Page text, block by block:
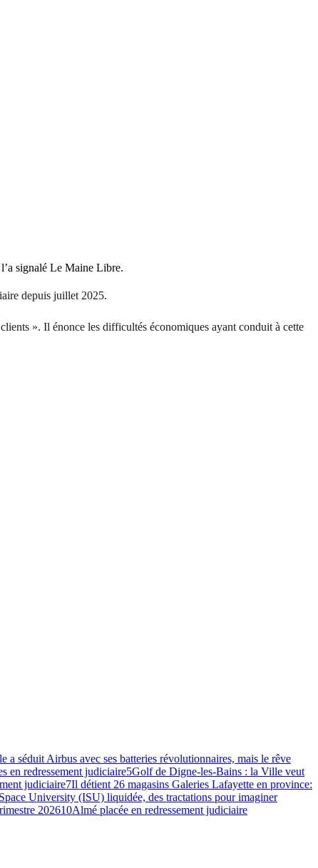
signalé Le Maine Libre.
depuis juillet 2025.
». Il énonce les difficultés économiques ayant conduit à cette
a séduit Airbus avec ses batteries révolutionnaires, mais le rêve
en redressement judiciaire5Golf de Digne-les-Bains : la Ville veut
judiciaire7Il détient 26 magasins Galeries Lafayette en province:
University (ISU) liquidée, des tractations pour imaginer
202610Almé placée en redressement judiciaire